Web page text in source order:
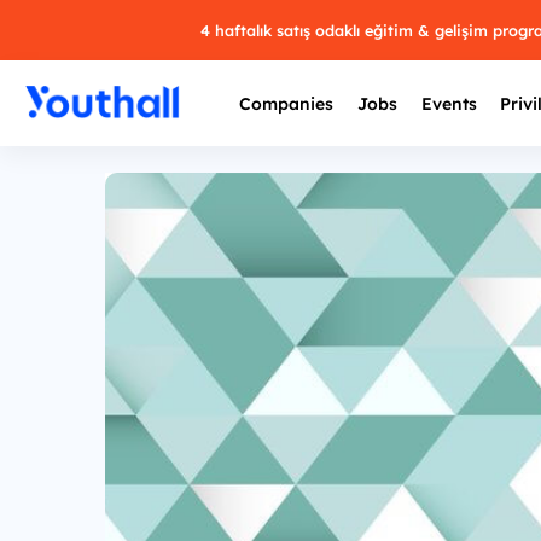
4 haftalık satış odaklı eğitim & gelişim
Companies Jobs Events